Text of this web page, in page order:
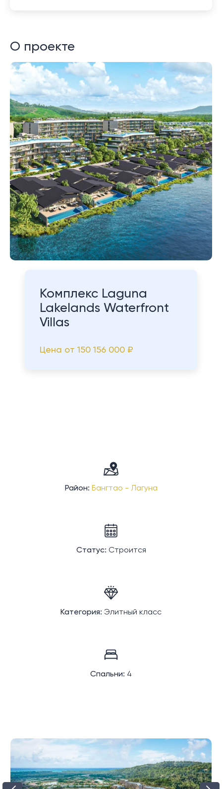
О проекте
Комплекс Laguna
Lakelands Waterfront
Villas
Цена от 150 156 000 ₽
Район: Бангтао - Лагуна
Статус: Строится
Категория: Элитный класс
Спальни: 4